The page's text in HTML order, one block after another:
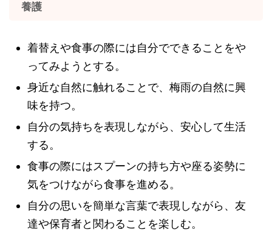
養護
着替えや食事の際には自分でできることをや
ってみようとする。
身近な自然に触れることで、梅雨の自然に興
味を持つ。
自分の気持ちを表現しながら、安心して生活
する。
食事の際にはスプーンの持ち方や座る姿勢に
気をつけながら食事を進める。
自分の思いを簡単な言葉で表現しながら、友
達や保育者と関わることを楽しむ。